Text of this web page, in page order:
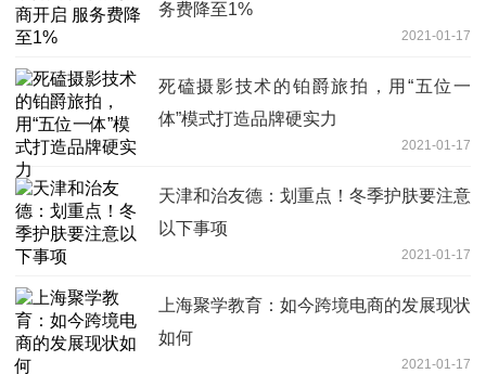
务费降至1%
2021-01-17
死磕摄影技术的铂爵旅拍，用“五位一
体”模式打造品牌硬实力
2021-01-17
天津和治友德：划重点！冬季护肤要注意
以下事项
2021-01-17
上海聚学教育：如今跨境电商的发展现状
如何
2021-01-17